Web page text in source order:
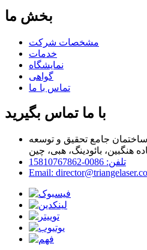
بخش ما
مشخصات شرکت
خدمات
نمایشگاه
گواهی
تماس با ما
با ما تماس بگیرید
ساختمان جامع تحقیق و توسعه
تلفن: 0086-15810767862
Email: